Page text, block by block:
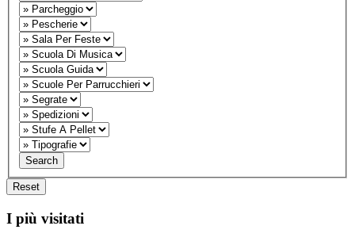
I più visitati